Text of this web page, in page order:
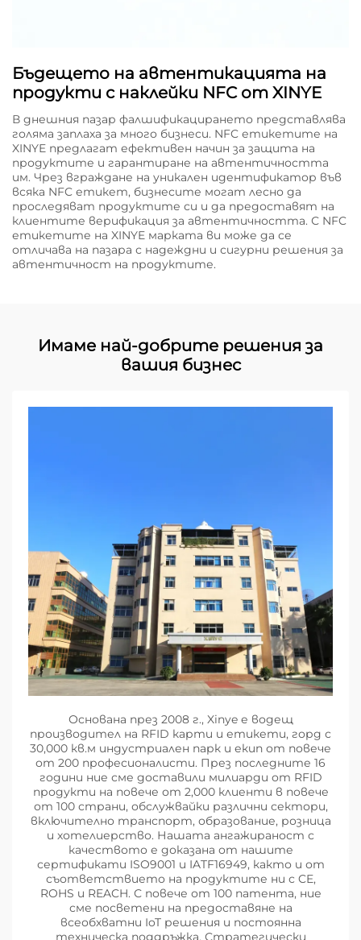
Бъдещето на автентикацията на
продукти с наклейки NFC от XINYE
В днешния пазар фалшификацирането представлява
голяма заплаха за много бизнеси. NFC етикетите на
XINYE предлагат ефективен начин за защита на
продуктите и гарантиране на автентичността
им. Чрез вграждане на уникален идентификатор във
всяка NFC етикет, бизнесите могат лесно да
проследяват продуктите си и да предоставят на
клиентите верификация за автентичността. С NFC
етикетите на XINYE марката ви може да се
отличава на пазара с надеждни и сигурни решения за
автентичност на продуктите.
Имаме най-добрите решения за
вашия бизнес
Основана през 2008 г., Xinye е водещ
производител на RFID карти и етикети, горд с
30,000 кв.м индустриален парк и екип от повече
от 200 професионалисти. През последните 16
години ние сме доставили милиарди от RFID
продукти на повече от 2,000 клиенти в повече
от 100 страни, обслужвайки различни сектори,
включително транспорт, образование, розница
и хотелиерство. Нашата ангажираност с
качеството е доказана от нашите
сертификати ISO9001 и IATF16949, както и от
съответствието на продуктите ни с CE,
ROHS и REACH. С повече от 100 патента, ние
сме посветени на предоставяне на
всеобхватни IoT решения и постоянна
техническа поддръжка. Стратегически